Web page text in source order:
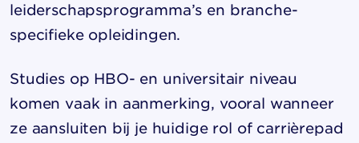
leiderschapsprogramma’s en branche-
specifieke opleidingen.
Studies op HBO- en universitair niveau
komen vaak in aanmerking, vooral wanneer
ze aansluiten bij je huidige rol of carrièrepad